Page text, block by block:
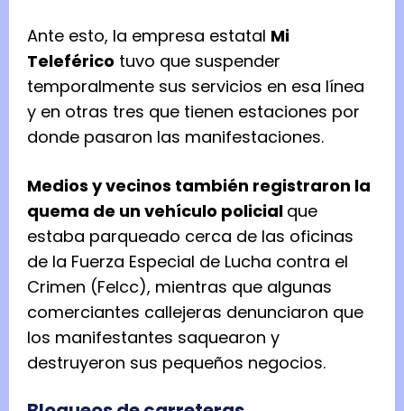
Ante esto, la empresa estatal Mi
Teleférico tuvo que suspender
temporalmente sus servicios en esa línea
y en otras tres que tienen estaciones por
donde pasaron las manifestaciones.
Medios y vecinos también registraron la
quema de un vehículo policial que
estaba parqueado cerca de las oficinas
de la Fuerza Especial de Lucha contra el
Crimen (Felcc), mientras que algunas
comerciantes callejeras denunciaron que
los manifestantes saquearon y
destruyeron sus pequeños negocios.